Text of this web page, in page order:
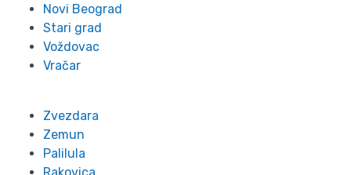
Novi Beograd
Stari grad
Voždovac
Vračar
Zvezdara
Zemun
Palilula
Rakovica